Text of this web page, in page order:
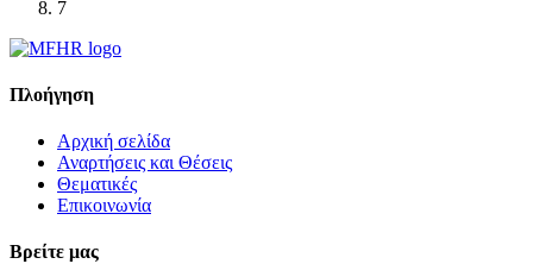
7
Πλοήγηση
Αρχική σελίδα
Αναρτήσεις και Θέσεις
Θεματικές
Επικοινωνία
Βρείτε μας